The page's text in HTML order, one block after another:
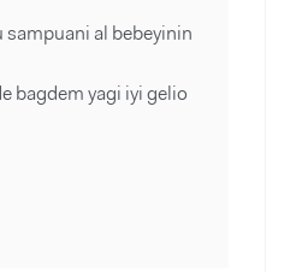
al bebeyinin
bagdem yagi iyi gelio